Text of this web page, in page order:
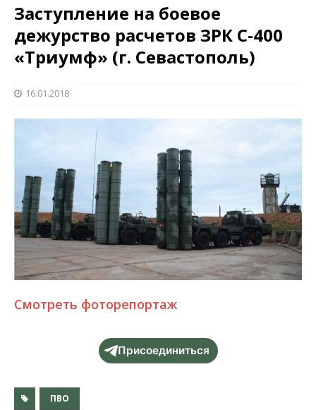
Заступление на боевое
дежурство расчетов ЗРК С-400
«Триумф» (г. Севастополь)
16.01.2018
Смотреть фоторепортаж
Присоединиться
ПВО